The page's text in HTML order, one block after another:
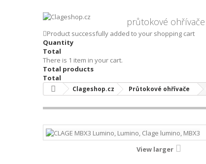
průtokové ohřívače
Product successfully added to your shopping cart
Quantity
Total
There is 1 item in your cart.
Total products
Total
Clageshop.cz Průtokové ohřívače
View larger